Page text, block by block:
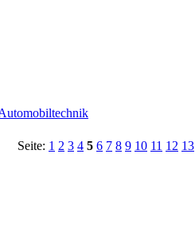
Seite: 1 2 3 4 5 6 7 8 9 10 11 12 13